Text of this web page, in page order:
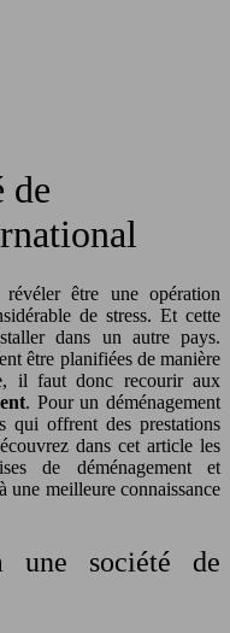
de
être une opération
de stress. Et cette
dans un autre pays.
être planifiées de manière
il faut donc recourir aux
. Pour un déménagement
qui offrent des prestations
dans cet article les
de déménagement et
une meilleure connaissance
une société de